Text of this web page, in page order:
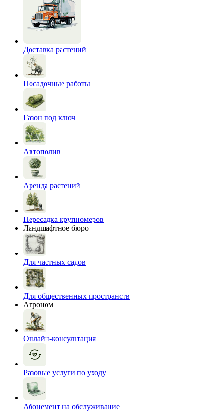
Доставка растений
Посадочные работы
Газон под ключ
Автополив
Аренда растений
Пересадка крупномеров
Ландшафтное бюро
Для частных садов
Для общественных пространств
Агроном
Онлайн-консультация
Разовые услуги по уходу
Абонемент на обслуживание